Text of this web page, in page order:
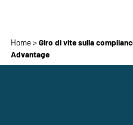
Home>Giro di vite sulla
Advantage